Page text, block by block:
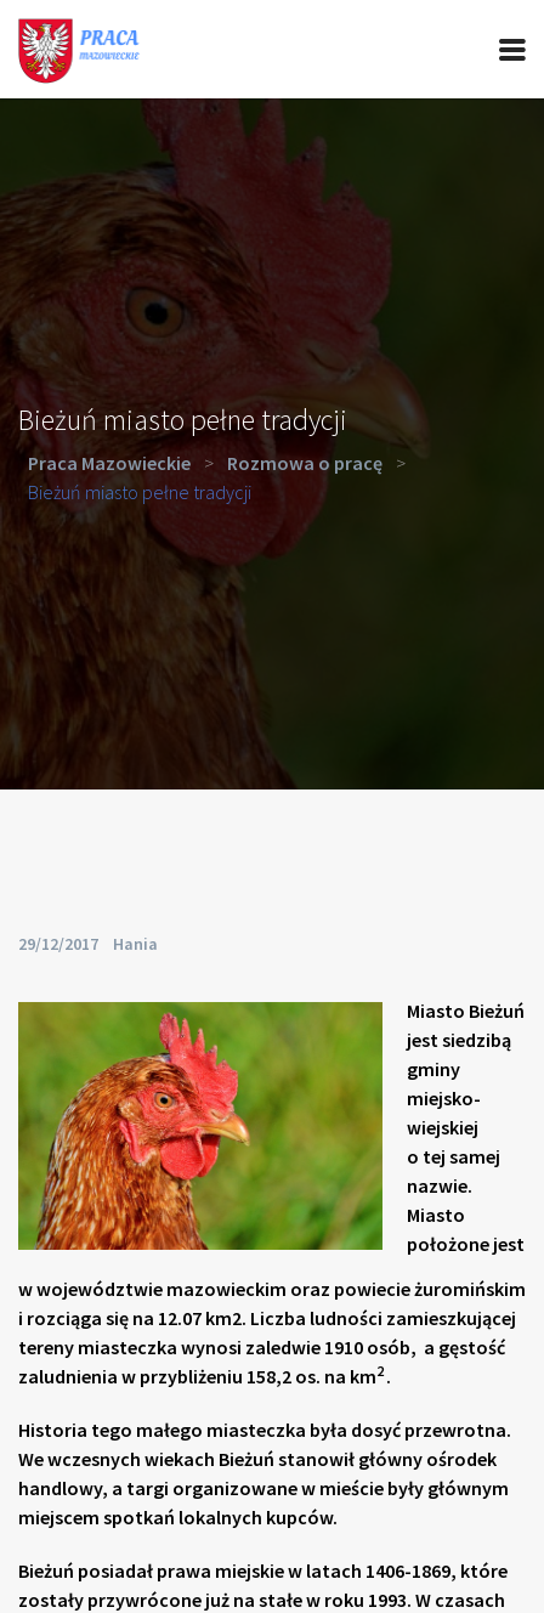
CIEKAWOSTKI
OFERTY PRACY
PORADY REKRUTACYJNE
ROZWÓJ ZAWODOWY
Bieżuń miasto pełne tradycji
Praca Mazowieckie > Rozmowa o pracę >
Bieżuń miasto pełne tradycji
29/12/2017 By
Hania
Miasto Bieżuń
jest siedzibą
gminy
miejsko-
wiejskiej
o tej samej
nazwie.
Miasto
położone jest
w województwie mazowieckim oraz powiecie żuromińskim
i rozciąga się na 12.07 km2. Liczba ludności zamieszkującej
tereny miasteczka wynosi zaledwie 1910 osób, a gęstość
zaludnienia w przybliżeniu 158,2 os. na km2 .
Historia tego małego miasteczka była dosyć przewrotna.
We wczesnych wiekach Bieżuń stanowił główny ośrodek
handlowy, a targi organizowane w mieście były głównym
miejscem spotkań lokalnych kupców.
Bieżuń posiadał prawa miejskie w latach 1406-1869, które
zostały przywrócone już na stałe w roku 1993. W czasach